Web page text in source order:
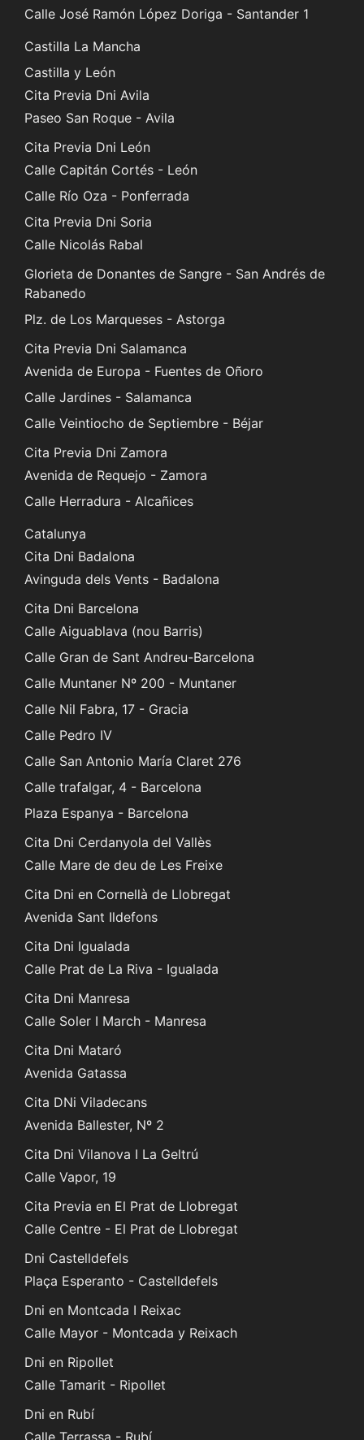
Calle José Ramón López Doriga - Santander 1
Castilla La Mancha
Castilla y León
Cita Previa Dni Avila
Paseo San Roque - Avila
Cita Previa Dni León
Calle Capitán Cortés - León
Calle Río Oza - Ponferrada
Cita Previa Dni Soria
Calle Nicolás Rabal
Glorieta de Donantes de Sangre - San Andrés de
Rabanedo
Plz. de Los Marqueses - Astorga
Cita Previa Dni Salamanca
Avenida de Europa - Fuentes de Oñoro
Calle Jardines - Salamanca
Calle Veintiocho de Septiembre - Béjar
Cita Previa Dni Zamora
Avenida de Requejo - Zamora
Calle Herradura - Alcañices
Catalunya
Cita Dni Badalona
Avinguda dels Vents - Badalona
Cita Dni Barcelona
Calle Aiguablava (nou Barris)
Calle Gran de Sant Andreu-Barcelona
Calle Muntaner Nº 200 - Muntaner
Calle Nil Fabra, 17 - Gracia
Calle Pedro IV
Calle San Antonio María Claret 276
Calle trafalgar, 4 - Barcelona
Plaza Espanya - Barcelona
Cita Dni Cerdanyola del Vallès
Calle Mare de deu de Les Freixe
Cita Dni en Cornellà de Llobregat
Avenida Sant Ildefons
Cita Dni Igualada
Calle Prat de La Riva - Igualada
Cita Dni Manresa
Calle Soler I March - Manresa
Cita Dni Mataró
Avenida Gatassa
Cita DNi Viladecans
Avenida Ballester, Nº 2
Cita Dni Vilanova I La Geltrú
Calle Vapor, 19
Cita Previa en El Prat de Llobregat
Calle Centre - El Prat de Llobregat
Dni Castelldefels
Plaça Esperanto - Castelldefels
Dni en Montcada I Reixac
Calle Mayor - Montcada y Reixach
Dni en Ripollet
Calle Tamarit - Ripollet
Dni en Rubí